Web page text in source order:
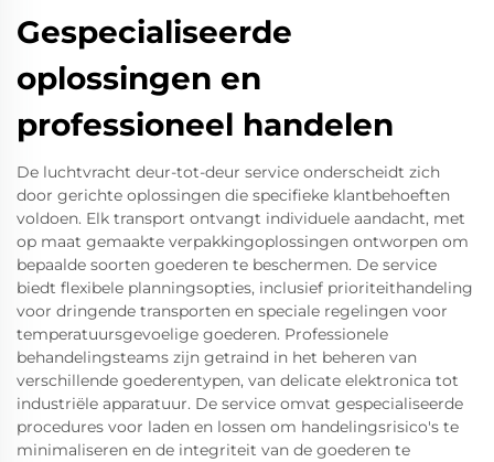
Gespecialiseerde
oplossingen en
professioneel handelen
De luchtvracht deur-tot-deur service onderscheidt zich
door gerichte oplossingen die specifieke klantbehoeften
voldoen. Elk transport ontvangt individuele aandacht, met
op maat gemaakte verpakkingoplossingen ontworpen om
bepaalde soorten goederen te beschermen. De service
biedt flexibele planningsopties, inclusief prioriteithandeling
voor dringende transporten en speciale regelingen voor
temperatuursgevoelige goederen. Professionele
behandelingsteams zijn getraind in het beheren van
verschillende goederentypen, van delicate elektronica tot
industriële apparatuur. De service omvat gespecialiseerde
procedures voor laden en lossen om handelingsrisico's te
minimaliseren en de integriteit van de goederen te